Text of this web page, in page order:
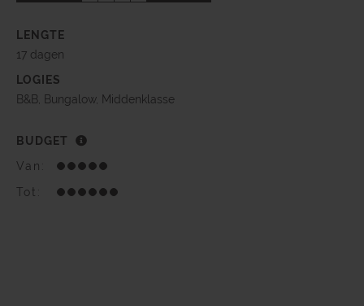
LENGTE
17 dagen
LOGIES
B&B, Bungalow, Middenklasse
BUDGET
Van:
Tot: